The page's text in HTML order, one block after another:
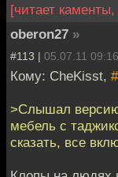
[читает
oberon27 »
#113 | 05.07.11 09:16
Кому: CheKisst,
>Слышал
мебель с
сказать, все